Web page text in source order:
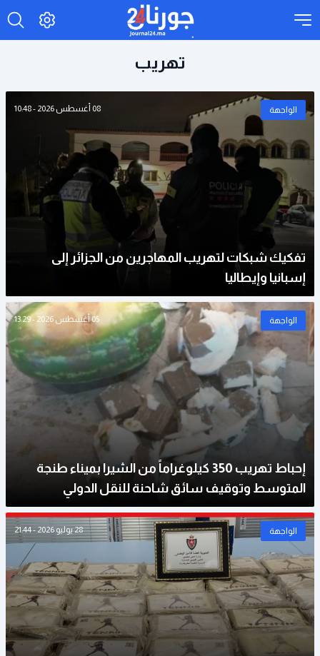
تهريب
الواجهة 08 أغسطس 2026 - 10:48
تفكيك شبكات لتهريب المهاجرين من الجزائر إلى
إسبانيا وإيطاليا
الواجهة 05 أغسطس 2026 - 13:29
إحباط تهريب 350 كيلوغراماً من الشيرا بميناء طنجة
المتوسط وتوقيف سائق شاحنة للنقل الدولي
الواجهة 28 يوليو 2026 - 21:44